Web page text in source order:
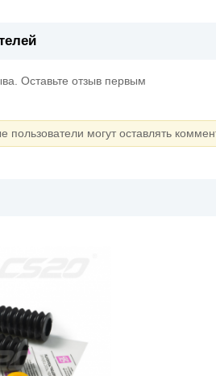
Оставьте отзыв первым
пользователи могут оставлять